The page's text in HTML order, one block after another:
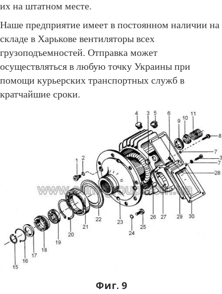
их на штатном месте.
Наше предприятие имеет в постоянном наличии на
складе в Харькове вентиляторы всех
грузоподъемностей. Отправка может
осуществляться в любую точку Украины при
помощи курьерских транспортных служб в
кратчайшие сроки.
Фиг. 9